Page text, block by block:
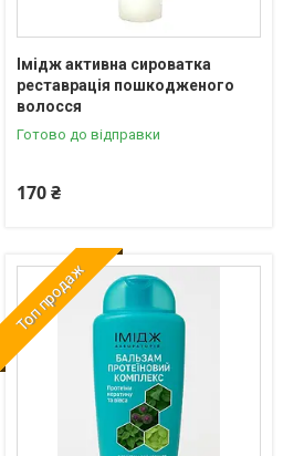
Імідж активна сироватка
реставрація пошкодженого
волосся
Готово до відправки
170 ₴
Топ продаж